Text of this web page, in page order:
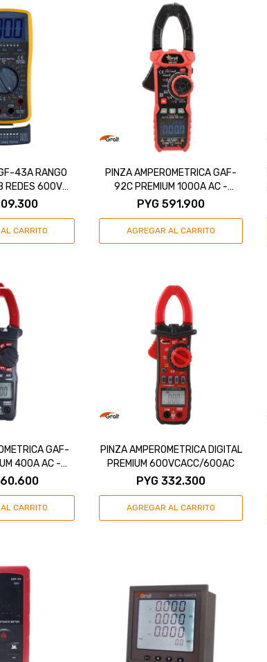
43A RANGO
REDES 600V
GRALF
PINZA AMPEROMETRICA GAF-
92C PREMIUM 1000A AC -
GRALF
PYG 591.900
GAF-
400A AC -
PINZA AMPEROMETRICA DIGITAL
PREMIUM 600VCACC/600AC
PYG 332.300